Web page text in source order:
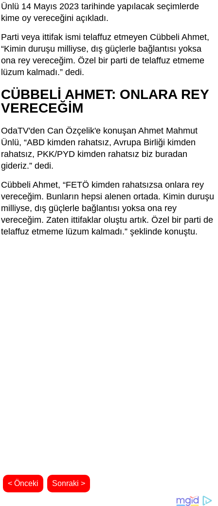
Ünlü 14 Mayıs 2023 tarihinde yapılacak seçimlerde
kime oy vereceğini açıkladı.
Parti veya ittifak ismi telaffuz etmeyen Cübbeli Ahmet,
“Kimin duruşu milliyse, dış güçlerle bağlantısı yoksa
ona rey vereceğim. Özel bir parti de telaffuz etmeme
lüzum kalmadı.” dedi.
CÜBBELİ AHMET: ONLARA REY
VERECEĞİM
OdaTV'den Can Özçelik'e konuşan Ahmet Mahmut
Ünlü, “ABD kimden rahatsız, Avrupa Birliği kimden
rahatsız, PKK/PYD kimden rahatsız biz buradan
gideriz.” dedi.
Cübbeli Ahmet, “FETÖ kimden rahatsızsa onlara rey
vereceğim. Bunların hepsi alenen ortada. Kimin duruşu
milliyse, dış güçlerle bağlantısı yoksa ona rey
vereceğim. Zaten ittifaklar oluştu artık. Özel bir parti de
telaffuz etmeme lüzum kalmadı.” şeklinde konuştu.
< Önceki Sonraki >